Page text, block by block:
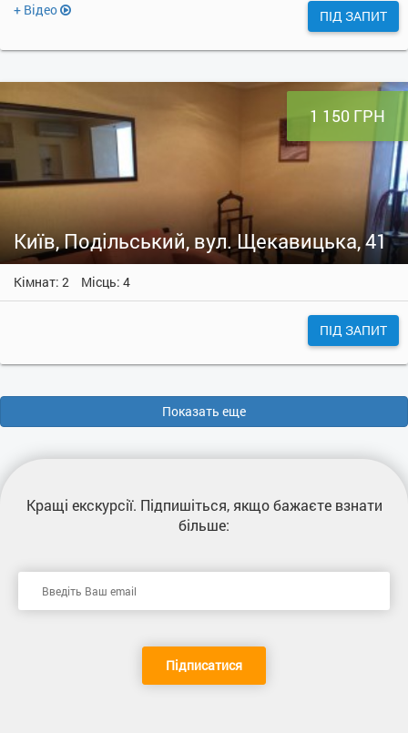
+ Відео ПІД ЗАПИТ
1 150 ГРН
Київ, Подільський, вул. Щекавицька, 41
Кімнат: 2 Місць: 4
ПІД ЗАПИТ
Показать еще
Кращі екскурсії. Підпишіться, якщо бажаєте взнати
більше:
Підписатися